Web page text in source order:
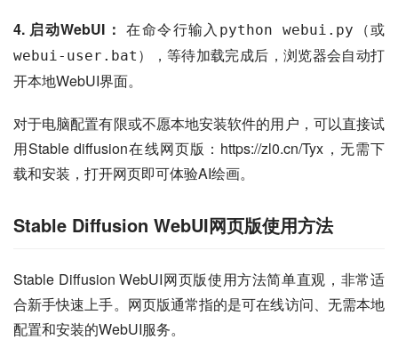
4. 启动WebUI： 在命令行输入 python webui.py （或
webui-user.bat ），等待加载完成后，浏览器会自动打
开本地WebUI界面。
对于电脑配置有限或不愿本地安装软件的用户，可以直接试
用Stable diffusion在线网页版：https://zl0.cn/Tyx，无需下
载和安装，打开网页即可体验AI绘画。
Stable Diffusion WebUI网页版使用方法
Stable Diffusion WebUI网页版使用方法简单直观，非常适
合新手快速上手。网页版通常指的是可在线访问、无需本地
配置和安装的WebUI服务。